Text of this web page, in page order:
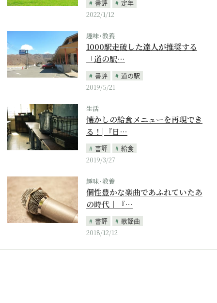
書評
定年
2022/1/12
趣味･教養
1000駅走破した達人が推奨する
「道の駅…
書評
道の駅
2019/5/21
生活
懐かしの給食メニューを再現でき
る！|『日…
書評
給食
2019/3/27
趣味･教養
個性豊かな楽曲であふれていたあ
の時代｜『…
書評
歌謡曲
2018/12/12